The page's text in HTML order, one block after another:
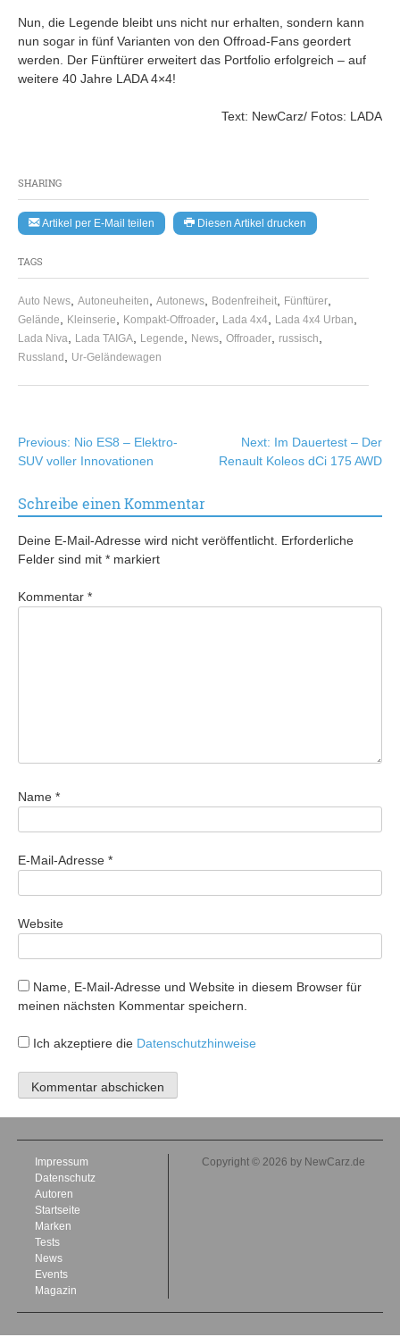
SHARING
Artikel per E-Mail teilen Diesen Artikel drucken
TAGS
Auto News, Autoneuheiten, Autonews, Bodenfreiheit, Fünftürer,
Gelände, Kleinserie, Kompakt-Offroader, Lada 4x4, Lada 4x4 Urban,
Lada Niva, Lada TAIGA, Legende, News, Offroader, russisch,
Russland , Ur-Geländewagen
Nun, die Legende bleibt uns nicht nur erhalten, sondern kann
nun sogar in fünf Varianten von den Offroad-Fans geordert
werden. Der Fünftürer erweitert das Portfolio erfolgreich – auf
weitere 40 Jahre LADA 4×4!
Text: NewCarz/ Fotos: LADA
Beitragsnavigation
Previous: Nio ES8 – Elektro-
SUV voller Innovationen
Next: Im Dauertest – Der
Renault Koleos dCi 175 AWD
Schreibe einen Kommentar
Deine E-Mail-Adresse wird nicht veröffentlicht. Erforderliche
Felder sind mit * markiert
Kommentar *
Name *
E-Mail-Adresse *
Website
Name, E-Mail-Adresse und Website in diesem Browser für
meinen nächsten Kommentar speichern.
Ich akzeptiere die Datenschutzhinweise
Impressum
Datenschutz
Autoren
Startseite
Marken
Tests
News
Events
Magazin
Copyright © 2026 by NewCarz.de